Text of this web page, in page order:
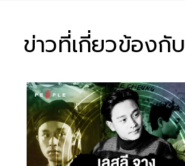
ข่าวที่เกี่ยวข้องกับ